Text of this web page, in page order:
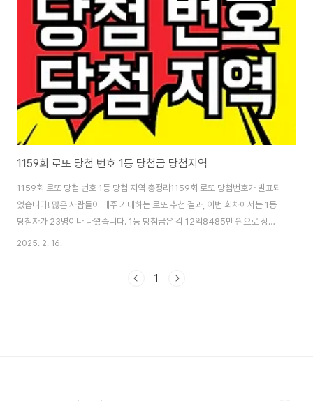
1159회 로또 당첨 번호 1등 당첨금 당첨지역
1159회 로또 당첨 번호 1등 당첨 지역 총정리1159회 로또 당첨번호가 발표되
었습니다! 많은 사람들이 매주 기대하는 로또 추첨 결과, 이번 회차에서는 1등
당첨자가 23명이나 나왔습니다. 1등 당첨금은 각 12억8485만 원으로 상당
한 금액인데요. 과연 이번 당첨자는 어떤 패턴을 보였을까요? 그리고 당첨 지역
확인하기 👉 이번주 로또 1등 지역은 어디? 👉 1159회 로또 당첨번호 및 당
2025. 2. 16.
1